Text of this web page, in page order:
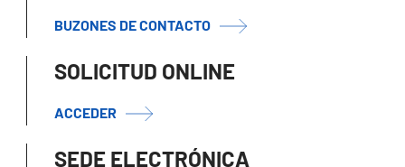
BUZONES DE CONTACTO
SOLICITUD ONLINE
ACCEDER
SEDE ELECTRÓNICA